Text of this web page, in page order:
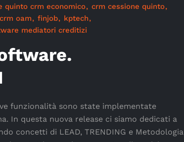
quinto crm economico
crm cessione quinto
crm oam
finjob
kptech
mediatori creditizi
funzionalità sono state implementate
In questa nuova release ci siamo dedicati a
concetti di LEAD, TRENDING e Metodologia